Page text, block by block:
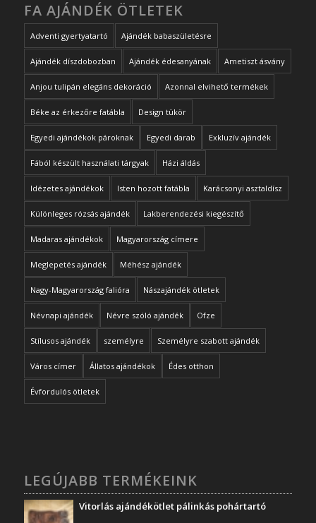
FA AJÁNDÉK ÖTLETEK
Adventi gyertyatartó Ajándék babaszületésre
Ajándék díszdobozban Ajándék édesanyának Ametiszt ásvány
Anjou tulipán elegáns dekoráció Azonnal elvihető termékek
Béke az érkezőre fatábla Design tükör
Egyedi ajándékok pároknak Egyedi darab Exkluzív ajándék
Fából készült használati tárgyak Házi áldás
Idézetes ajándékok Isten hozott fatábla Karácsonyi asztaldísz
Különleges rózsás ajándék Lakberendezési kiegészítő
Madaras ajándékok Magyarország címere
Meglepetés ajándék Méhész ajándék
Nagy-Magyarország falióra Nászajándék ötletek
Névnapi ajándék Névre szóló ajándék Ofze
Stílusos ajándék személyre Személyre szabott ajándék
Város címer Állatos ajándékok Édes otthon
Évfordulós ötletek
LEGÚJABB TERMÉKEINK
Vitorlás ajándékötlet pálinkás pohártartó